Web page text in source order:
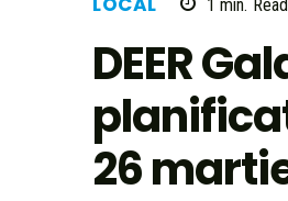
1 min. Read
DEER
26